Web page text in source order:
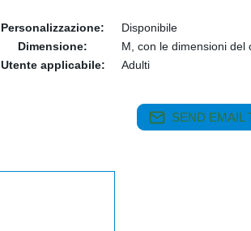
Personalizzazione:
Disponibile
Dimensione:
M, con le dimensioni del
Utente applicabile:
Adulti
SEND EMAIL